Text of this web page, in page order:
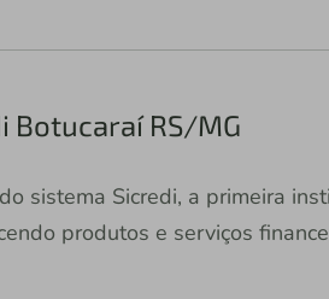
Botucaraí RS/MG
sistema Sicredi, a primeira
produtos e serviços